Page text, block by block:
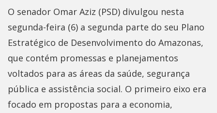
O senador Omar Aziz (PSD) divulgou nesta
segunda-feira (6) a segunda parte do seu Plano
Estratégico de Desenvolvimento do Amazonas,
que contém promessas e planejamentos
voltados para as áreas da saúde, segurança
pública e assistência social. O primeiro eixo era
focado em propostas para a economia,